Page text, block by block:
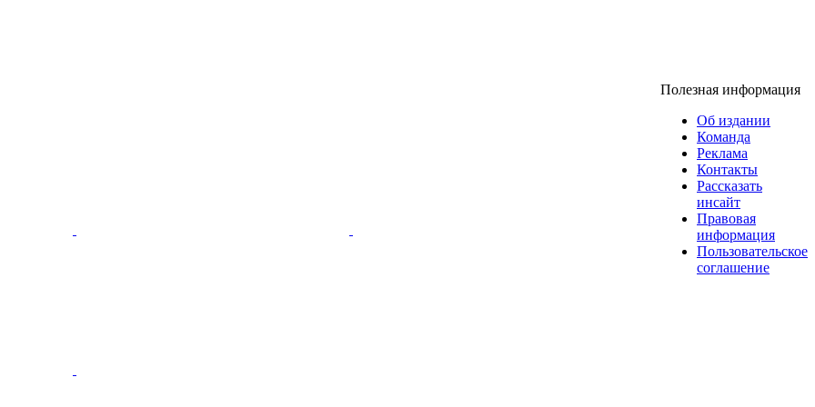
Полезная информация
Об издании
Команда
Реклама
Контакты
Рассказать
инсайт
Правовая
информация
Пользовательское
соглашение